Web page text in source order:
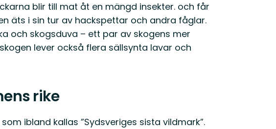
blir till mat åt en mängd insekter. och får
äts i sin tur av hackspettar och andra fåglar.
och skogsduva – ett par av skogens mer
lever också flera sällsynta lavar och
rike
ibland kallas ”Sydsveriges sista vildmark”.